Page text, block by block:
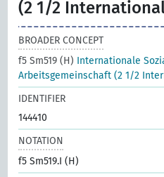
(2 1/2
BROADER CONCEPT
f5 Sm519 (H) Internationale
Arbeitsgemeinschaft (2 1/2
IDENTIFIER
144410
NOTATION
f5 Sm519.I (H)